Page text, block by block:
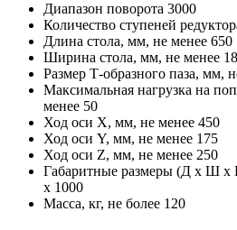
Диапазон поворота 3000
Количество ступеней
Длина стола, мм, не менее 650
Ширина стола, мм, не менее
Размер Т-образного паза, мм,
Максимальная нагрузка на
менее 50
Ход оси Х, мм, не менее 450
Ход оси Y, мм, не менее 175
Ход оси Z, мм, не менее 250
Габаритные размеры (Д х Ш х
х 1000
Масса, кг, не более 120